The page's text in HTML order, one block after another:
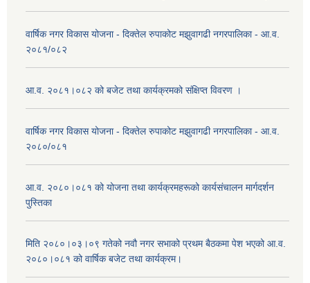
वार्षिक नगर विकास योजना - दिक्तेल रुपाकोट मझुवागढी नगरपालिका - आ.व.
२०८१/०८२
आ.व. २०८१।०८२ को बजेट तथा कार्यक्रमको संक्षिप्त विवरण ।
वार्षिक नगर विकास योजना - दिक्तेल रुपाकोट मझुवागढी नगरपालिका - आ.व.
२०८०/०८१
आ.व. २०८०।०८१ को योजना तथा कार्यक्रमहरूको कार्यसंचालन मार्गदर्शन
पुस्तिका
मिति २०८०।०३।०९ गतेको नवौ नगर सभाको प्रथम बैठकमा पेश भएको आ.व.
२०८०।०८१ को वार्षिक बजेट तथा कार्यक्रम।